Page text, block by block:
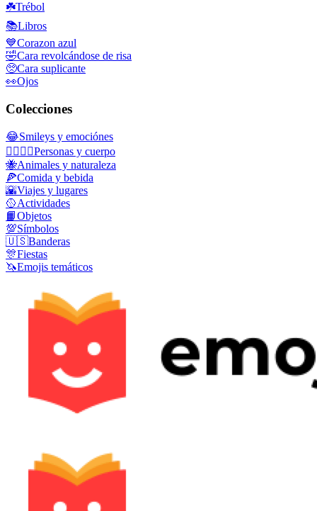
☘️Trébol
📚Libros
💙Corazon azul
🤣Cara revolcándose de risa
🥺Cara suplicante
👀Ojos
Colecciones
😂Smileys y emociónes
👩‍❤️‍💋‍👨Personas y cuerpo
🐝Animales y naturaleza
🍕Comida y bebida
🌇Viajes y lugares
🥎Actividades
📙Objetos
💯Símbolos
🇺🇸Banderas
🎊Fiestas
🦄Emojis temáticos